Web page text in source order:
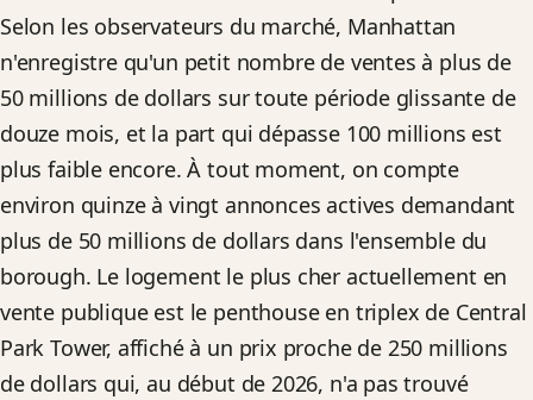
Selon les observateurs du marché, Manhattan
n'enregistre qu'un petit nombre de ventes à plus de
50 millions de dollars sur toute période glissante de
douze mois, et la part qui dépasse 100 millions est
plus faible encore. À tout moment, on compte
environ quinze à vingt annonces actives demandant
plus de 50 millions de dollars dans l'ensemble du
borough. Le logement le plus cher actuellement en
vente publique est le penthouse en triplex de Central
Park Tower, affiché à un prix proche de 250 millions
de dollars qui, au début de 2026, n'a pas trouvé